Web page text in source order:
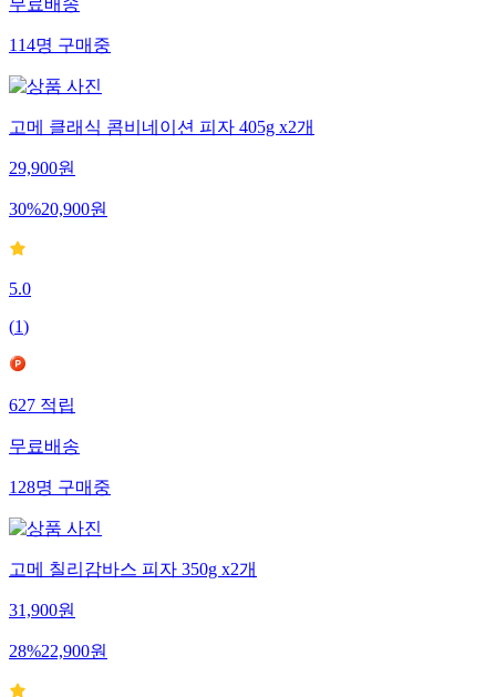
무료배송
114명구매중
고메 클래식 콤비네이션 피자 405g x2개
29,900원
30%20,900원
5.0
(1)
627적립
무료배송
128명구매중
고메 칠리감바스 피자 350g x2개
31,900원
28%22,900원